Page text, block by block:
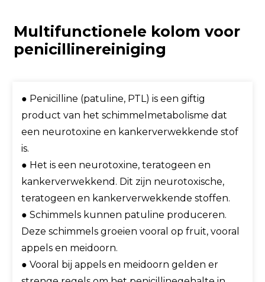
Multifunctionele kolom voor
penicillinereiniging
● Penicilline (patuline, PTL) is een giftig
product van het schimmelmetabolisme dat
een neurotoxine en kankerverwekkende stof
is.
● Het is een neurotoxine, teratogeen en
kankerverwekkend. Dit zijn neurotoxische,
teratogeen en kankerverwekkende stoffen.
● Schimmels kunnen patuline produceren.
Deze schimmels groeien vooral op fruit, vooral
appels en meidoorn.
● Vooral bij appels en meidoorn gelden er